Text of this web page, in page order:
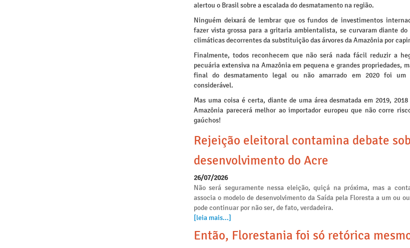
alertou o Brasil sobre a escalada do desmatamento na região.
Ninguém deixará de lembrar que os fundos de investimentos
fazer vista grossa para a gritaria ambientalista, se curvaram diante do
climáticas decorrentes da substituição das árvores da Amazônia por
Finalmente, todos reconhecem que não será nada fácil reduzir a
pecuária extensiva na Amazônia em pequena e grandes propriedades,
final do desmatamento legal ou não amarrado em 2020 foi um
considerável.
Mas uma coisa é certa, diante de uma área desmatada em 2019,
Amazônia parecerá melhor ao importador europeu que não corre
gaúchos!
Rejeição eleitoral contamina debate
desenvolvimento do Acre
26/07/2026
Não será seguramente nessa eleição, quiçá na próxima, mas a
associa o modelo de desenvolvimento da Saída pela Floresta a um ou
pode continuar por não ser, de fato, verdadeira.
[leia mais...]
Então, Florestania foi só retórica